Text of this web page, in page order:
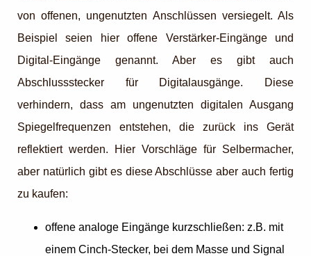
von offenen, ungenutzten Anschlüssen versiegelt. Als
Beispiel seien hier offene Verstärker-Eingänge und
Digital-Eingänge genannt. Aber es gibt auch
Abschlussstecker für Digitalausgänge. Diese
verhindern, dass am ungenutzten digitalen Ausgang
Spiegelfrequenzen entstehen, die zurück ins Gerät
reflektiert werden. Hier Vorschläge für Selbermacher,
aber natürlich gibt es diese Abschlüsse aber auch fertig
zu kaufen:
offene analoge Eingänge kurzschließen: z.B. mit
einem Cinch-Stecker, bei dem Masse und Signal